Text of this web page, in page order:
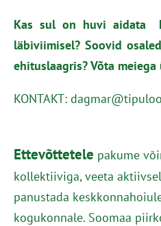
Kas sul on huvi aidata
läbiviimisel? Soovid
ehituslaagris? Võta
KONTAKT:
Ettevõttetele pakume
kollektiiviga, veeta
panustada
kogukonnale. Soomaa